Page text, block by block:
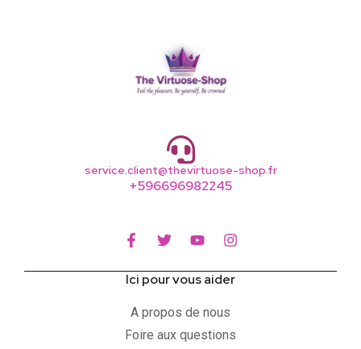
service.client@thevirtuose-shop.fr
+596696982245
Ici pour vous aider
A propos de nous
Foire aux questions